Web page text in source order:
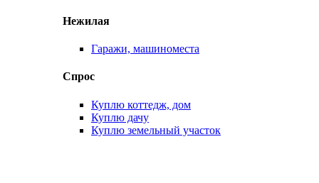
Нежилая
Гаражи, машиноместа
Спрос
Куплю коттедж, дом
Куплю дачу
Куплю земельный участок